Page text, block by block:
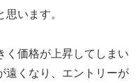
います。
く価格が上昇してしまい
遠くなり、エントリーが